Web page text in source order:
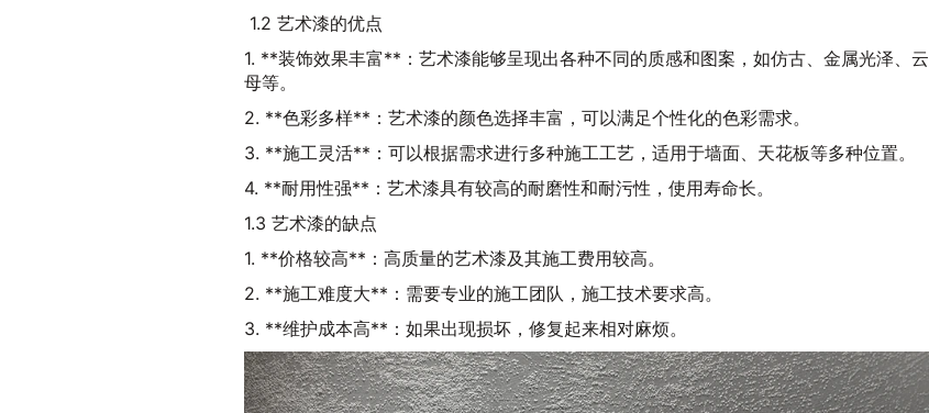
1.2 艺术漆的优点
1. **装饰效果丰富**：艺术漆能够呈现出各种不同的质感和图案，如仿古、金属光泽、云
母等。
2. **色彩多样**：艺术漆的颜色选择丰富，可以满足个性化的色彩需求。
3. **施工灵活**：可以根据需求进行多种施工工艺，适用于墙面、天花板等多种位置。
4. **耐用性强**：艺术漆具有较高的耐磨性和耐污性，使用寿命长。
1.3 艺术漆的缺点
1. **价格较高**：高质量的艺术漆及其施工费用较高。
2. **施工难度大**：需要专业的施工团队，施工技术要求高。
3. **维护成本高**：如果出现损坏，修复起来相对麻烦。